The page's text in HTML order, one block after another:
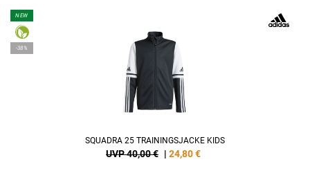
NEW
-38%
SQUADRA 25 TRAININGSJACKE KIDS
UVP 40,00 € | 24,80€